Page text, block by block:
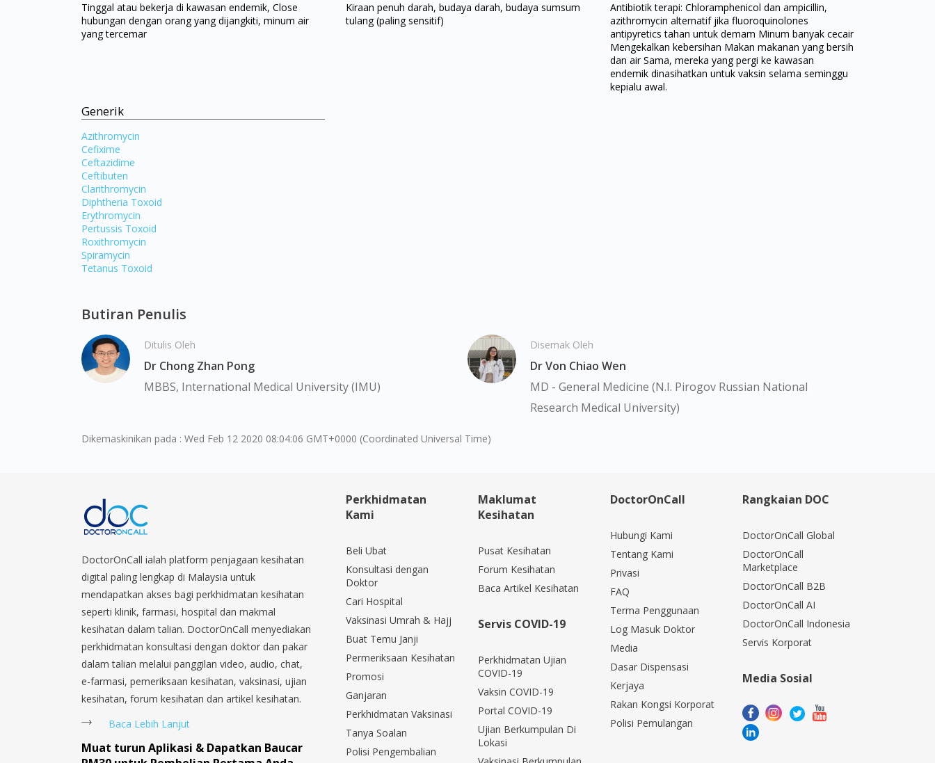
Tinggal atau bekerja di kawasan endemik, Close
hubungan dengan orang yang dijangkiti, minum air
yang tercemar
Kiraan penuh darah, budaya darah, budaya sumsum
tulang (paling sensitif)
Antibiotik terapi: Chloramphenicol dan ampicillin,
azithromycin alternatif jika fluoroquinolones
antipyretics tahan untuk demam Minum banyak cecair
Mengekalkan kebersihan Makan makanan yang bersih
dan air Sama, mereka yang pergi ke kawasan
endemik dinasihatkan untuk vaksin selama seminggu
kepialu awal.
Generik
Azithromycin
Cefixime
Ceftazidime
Ceftibuten
Clarithromycin
Diphtheria Toxoid
Erythromycin
Pertussis Toxoid
Roxithromycin
Spiramycin
Tetanus Toxoid
Butiran Penulis
Ditulis Oleh
Dr Chong Zhan Pong
MBBS, International Medical University (IMU)
Disemak Oleh
Dr Von Chiao Wen
MD - General Medicine (N.I. Pirogov Russian National
Research Medical University)
Dikemaskinikan pada : Wed Feb 12 2020 08:04:06 GMT+0000 (Coordinated Universal Time)
DoctorOnCall ialah platform penjagaan kesihatan
digital paling lengkap di Malaysia untuk
mendapatkan akses bagi perkhidmatan kesihatan
seperti klinik, farmasi, hospital dan makmal
kesihatan dalam talian. DoctorOnCall menyediakan
perkhidmatan konsultasi dengan doktor dan pakar
dalam talian melalui panggilan video, audio, chat,
e-farmasi, pemeriksaan kesihatan, vaksinasi, ujian
kesihatan, forum kesihatan dan artikel kesihatan.
Baca Lebih Lanjut
Muat turun Aplikasi & Dapatkan Baucar
Perkhidmatan
Kami
Beli Ubat
Konsultasi dengan
Doktor
Cari Hospital
Vaksinasi Umrah & Hajj
Buat Temu Janji
Permeriksaan Kesihatan
Promosi
Ganjaran
Perkhidmatan Vaksinasi
Tanya Soalan
Polisi Pengembalian
Maklumat
Kesihatan
Pusat Kesihatan
Forum Kesihatan
Baca Artikel Kesihatan
Servis COVID-19
Perkhidmatan Ujian
COVID-19
Vaksin COVID-19
Portal COVID-19
Ujian Berkumpulan Di
Lokasi
DoctorOnCall
Hubungi Kami
Tentang Kami
Privasi
FAQ
Terma Penggunaan
Log Masuk Doktor
Media
Dasar Dispensasi
Kerjaya
Rakan Kongsi Korporat
Polisi Pemulangan
Rangkaian DOC
DoctorOnCall Global
DoctorOnCall
Marketplace
DoctorOnCall B2B
DoctorOnCall AI
DoctorOnCall Indonesia
Servis Korporat
Media Sosial